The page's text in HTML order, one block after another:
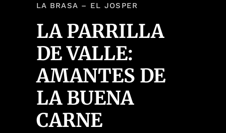
LA BRASA – EL JOSPER
LA PARRILLA
DE VALLE:
AMANTES DE
LA BUENA
CARNE